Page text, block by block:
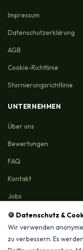
🍪 Datenschutz &
Wir verwenden
zu verbessern. Es
Impressum
Datenschutzerklärung
AGB
Cookie-Richtlinie
Stornierungsrichtlinie
UNTERNEHMEN
Über uns
Bewertungen
FAQ
Kontakt
Jobs